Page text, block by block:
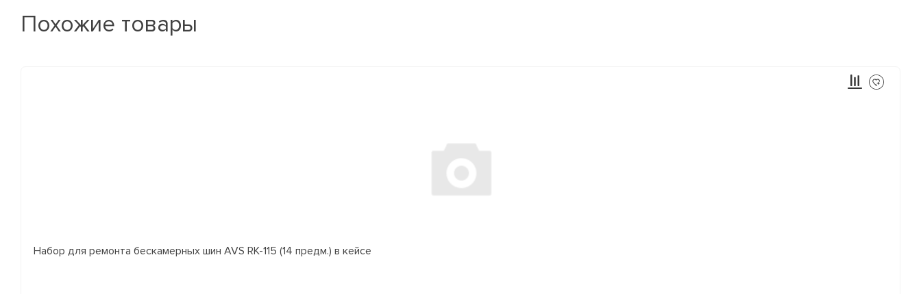
Похожие товары
Набор для ремонта бескамерных шин AVS RK-115 (14 предм.) в кейсе